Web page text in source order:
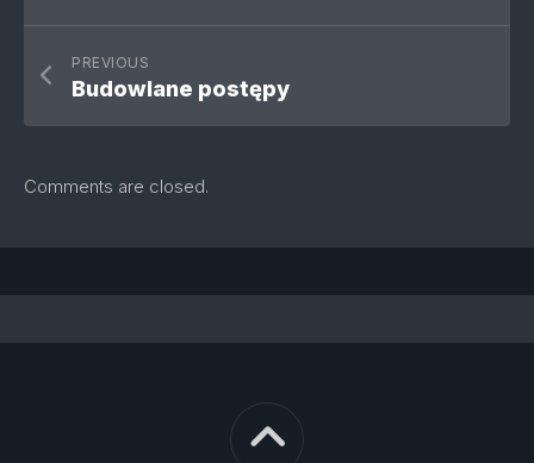
PREVIOUS
Budowlane postępy
Comments are closed.